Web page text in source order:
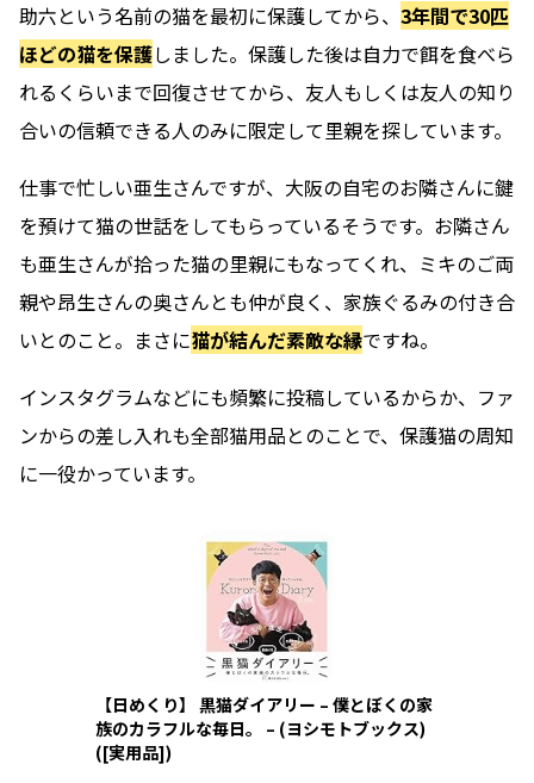
助六という名前の猫を最初に保護してから、 3年間で30匹
ほどの猫を保護しました。保護した後は自力で餌を食べら
れるくらいまで回復させてから、友人もしくは友人の知り
合いの信頼できる人のみに限定して里親を探しています。
仕事で忙しい亜生さんですが、大阪の自宅のお隣さんに鍵
を預けて猫の世話をしてもらっているそうです。お隣さん
も亜生さんが拾った猫の里親にもなってくれ、ミキのご両
親や昂生さんの奥さんとも仲が良く、家族ぐるみの付き合
いとのこと。まさに猫が結んだ素敵な縁ですね。
インスタグラムなどにも頻繁に投稿しているからか、ファ
ンからの差し入れも全部猫用品とのことで、保護猫の周知
に一役かっています。
【日めくり】 黒猫ダイアリー – 僕とぼくの家
族のカラフルな毎日。 – (ヨシモトブックス)
([実用品])